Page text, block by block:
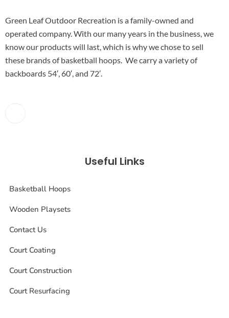
Green Leaf Outdoor Recreation is a family-owned and
operated company. With our many years in the business, we
know our products will last, which is why we chose to sell
these brands of basketball hoops. We carry a variety of
backboards 54′, 60′, and 72′.
Useful Links
Basketball Hoops
Wooden Playsets
Contact Us
Court Coating
Court Construction
Court Resurfacing